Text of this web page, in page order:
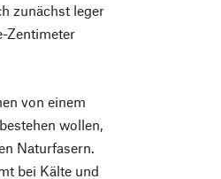
zunächst leger
Zentimeter
von einem
wollen,
Naturfasern.
bei Kälte und